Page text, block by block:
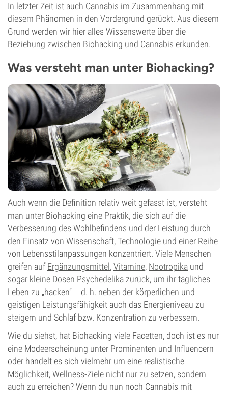
In letzter Zeit ist auch Cannabis im Zusammenhang mit
diesem Phänomen in den Vordergrund gerückt. Aus diesem
Grund werden wir hier alles Wissenswerte über die
Beziehung zwischen Biohacking und Cannabis erkunden.
Was versteht man unter Biohacking?
Auch wenn die Definition relativ weit gefasst ist, versteht
man unter Biohacking eine Praktik, die sich auf die
Verbesserung des Wohlbefindens und der Leistung durch
den Einsatz von Wissenschaft, Technologie und einer Reihe
von Lebensstilanpassungen konzentriert. Viele Menschen
greifen aufErgänzungsmittel,Vitamine, Nootropika und
sogar kleine Dosen Psychedelika zurück, um ihr tägliches
Leben zu „hacken“ – d. h. neben der körperlichen und
geistigen Leistungsfähigkeit auch das Energieniveau zu
steigern und Schlaf bzw. Konzentration zu verbessern.
Wie du siehst, hat Biohacking viele Facetten, doch ist es nur
eine Modeerscheinung unter Prominenten und Influencern
oder handelt es sich vielmehr um eine realistische
Möglichkeit, Wellness-Ziele nicht nur zu setzen, sondern
auch zu erreichen? Wenn du nun noch Cannabis mit